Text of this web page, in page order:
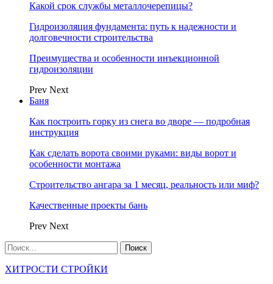
Какой срок службы металлочерепицы?
Гидроизоляция фундамента: путь к надежности и
долговечности строительства
Преимущества и особенности инъекционной
гидроизоляции
Prev Next
Баня
Как построить горку из снега во дворе — подробная
инструкция
Как сделать ворота своими руками: виды ворот и
особенности монтажа
Строительство ангара за 1 месяц, реальность или миф?
Качественные проекты бань
Prev Next
ХИТРОСТИ СТРОЙКИ